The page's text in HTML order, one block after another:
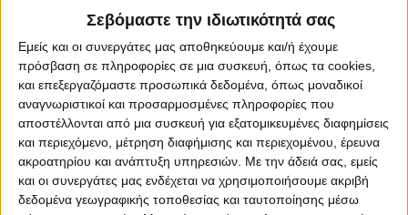
Σεβόμαστε την ιδιωτικότητά σας
Εμείς και οι συνεργάτες μας αποθηκεύουμε και/ή έχουμε
πρόσβαση σε πληροφορίες σε μια συσκευή, όπως τα cookies,
και επεξεργαζόμαστε προσωπικά δεδομένα, όπως μοναδικοί
αναγνωριστικοί και προσαρμοσμένες πληροφορίες που
αποστέλλονται από μια συσκευή για εξατομικευμένες διαφημίσεις
και περιεχόμενο, μέτρηση διαφήμισης και περιεχομένου, έρευνα
ακροατηρίου και ανάπτυξη υπηρεσιών. Με την άδειά σας, εμείς
και οι συνεργάτες μας ενδέχεται να χρησιμοποιήσουμε ακριβή
δεδομένα γεωγραφικής τοποθεσίας και ταυτοποίησης μέσω
About Offradio Business Class Terms & Conditions
Privacy Policy
Designed & developed byporcupine colors&Fotis Alexandrou